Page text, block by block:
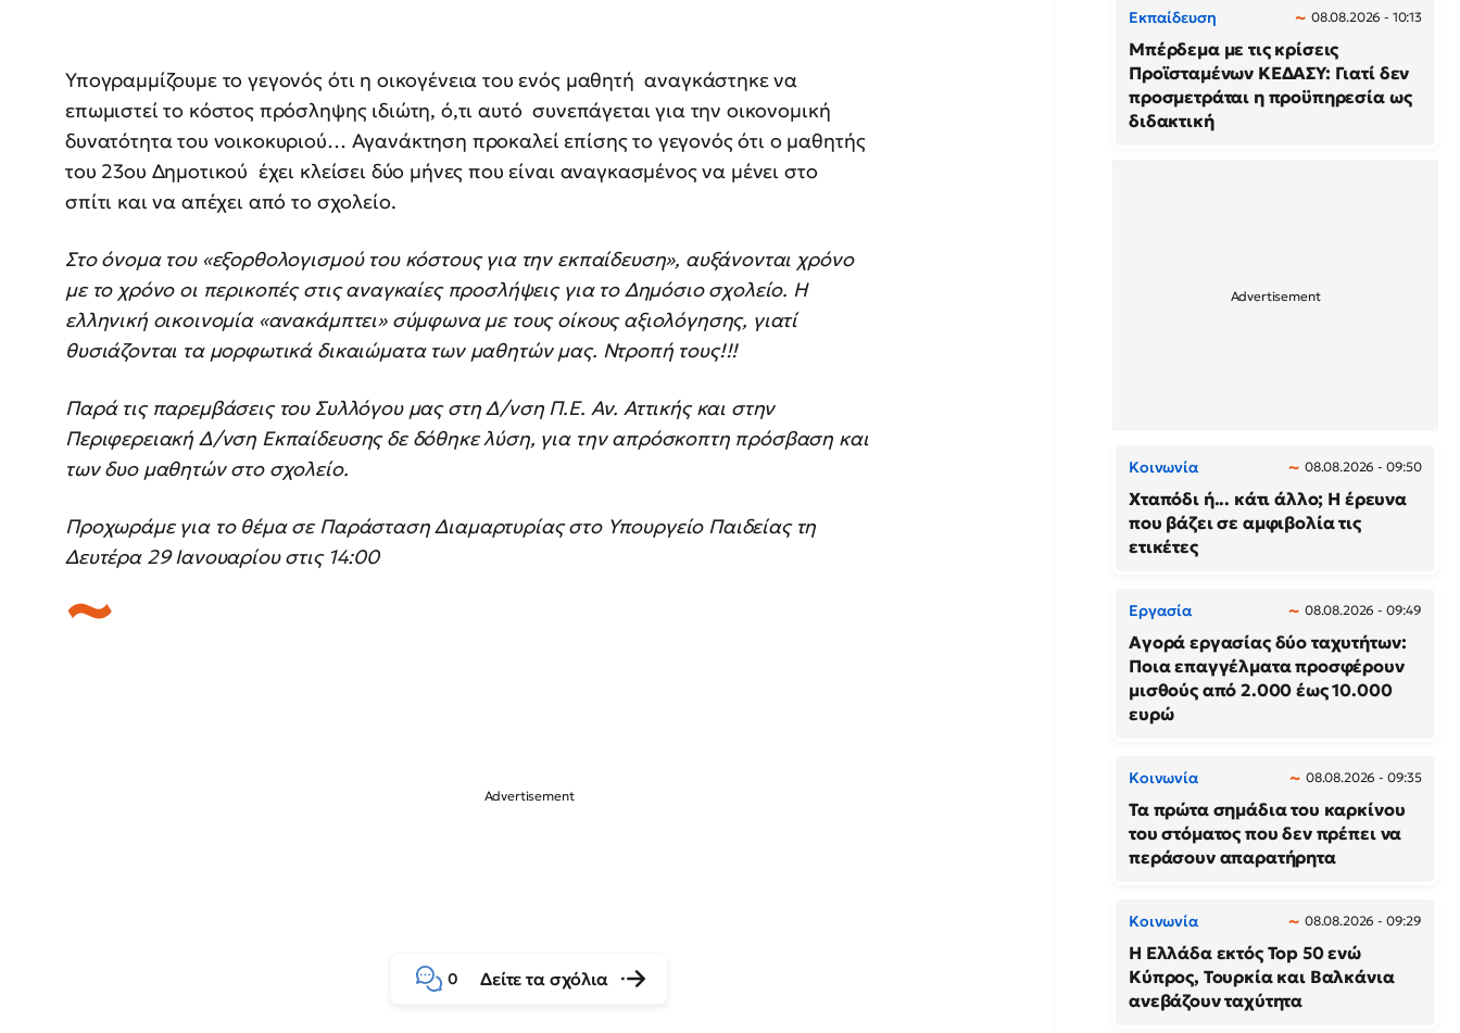
Υπογραμμίζουμε το γεγονός ότι η οικογένεια του ενός μαθητή αναγκάστηκε να
επωμιστεί το κόστος πρόσληψης ιδιώτη, ό,τι αυτό συνεπάγεται για την οικονομική
δυνατότητα του νοικοκυριού… Αγανάκτηση προκαλεί επίσης το γεγονός ότι ο μαθητής
του 23ου Δημοτικού έχει κλείσει δύο μήνες που είναι αναγκασμένος να μένει στο
σπίτι και να απέχει από το σχολείο.
Στο όνομα του «εξορθολογισμού του κόστους για την εκπαίδευση», αυξάνονται χρόνο
με το χρόνο οι περικοπές στις αναγκαίες προσλήψεις για το Δημόσιο σχολείο. Η
ελληνική οικοινομία «ανακάμπτει» σύμφωνα με τους οίκους αξιολόγησης, γιατί
θυσιάζονται τα μορφωτικά δικαιώματα των μαθητών μας. Ντροπή τους!!!
Παρά τις παρεμβάσεις του Συλλόγου μας στη Δ/νση Π.Ε. Αν. Αττικής και στην
Περιφερειακή Δ/νση Εκπαίδευσης δε δόθηκε λύση, για την απρόσκοπτη πρόσβαση και
των δυο μαθητών στο σχολείο.
Προχωράμε για το θέμα σε Παράσταση Διαμαρτυρίας στο Υπουργείο Παιδείας τη
Δευτέρα 29 Ιανουαρίου στις 14:00
0 Δείτε τα σχόλια
Εκπαίδευση 08.08.2026 - 10:13
Μπέρδεμα με τις κρίσεις
Προϊσταμένων ΚΕΔΑΣΥ: Γιατί δεν
προσμετράται η προϋπηρεσία ως
διδακτική
Κοινωνία 08.08.2026 - 09:50
Χταπόδι ή... κάτι άλλο; Η έρευνα
που βάζει σε αμφιβολία τις
ετικέτες
Εργασία 08.08.2026 - 09:49
Αγορά εργασίας δύο ταχυτήτων:
Ποια επαγγέλματα προσφέρουν
μισθούς από 2.000 έως 10.000
ευρώ
Κοινωνία 08.08.2026 - 09:35
Τα πρώτα σημάδια του καρκίνου
του στόματος που δεν πρέπει να
περάσουν απαρατήρητα
Κοινωνία 08.08.2026 - 09:29
Η Ελλάδα εκτός Top 50 ενώ
Κύπρος, Τουρκία και Βαλκάνια
ανεβάζουν ταχύτητα